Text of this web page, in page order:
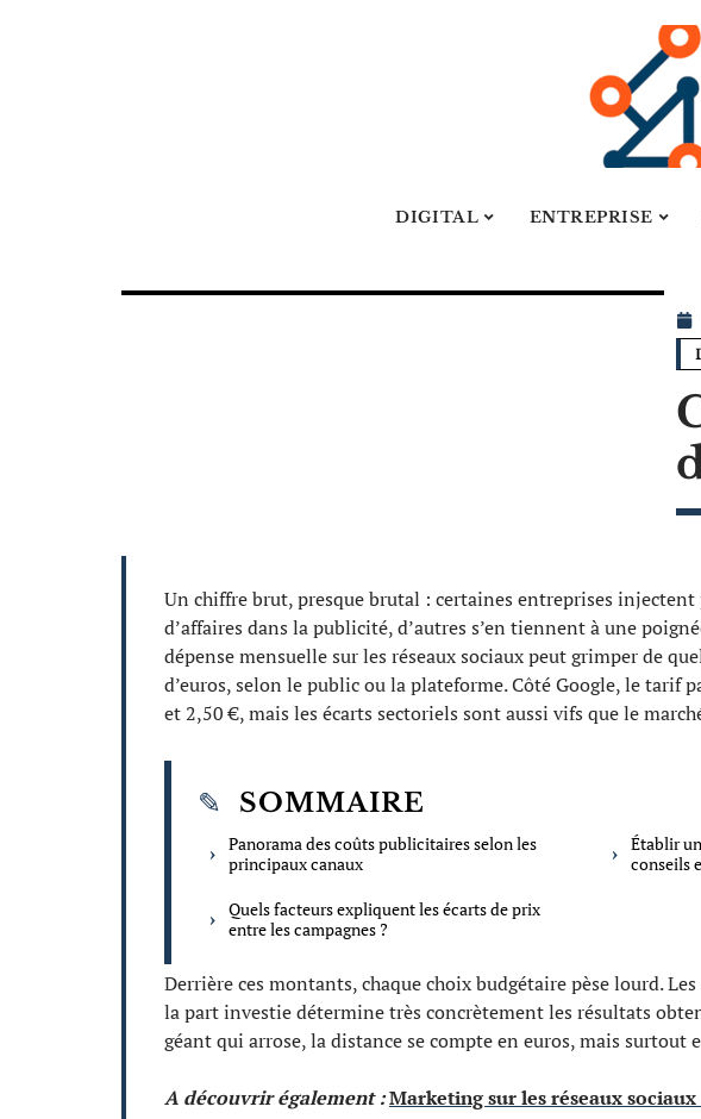
DIGITAL ENTREPRISE
Un chiffre brut, presque brutal : certaines entreprises injectent
d’affaires dans la publicité, d’autres s’en tiennent à une
dépense mensuelle sur les réseaux sociaux peut grimper de
d’euros, selon le public ou la plateforme. Côté Google, le tarif
et 2,50 €, mais les écarts sectoriels sont aussi vifs que le
SOMMAIRE
Panorama des coûts publicitaires selon les
principaux canaux
Quels facteurs expliquent les écarts de prix
entre les campagnes ?
Établir
conseils
Derrière ces montants, chaque choix budgétaire pèse lourd.
la part investie détermine très concrètement les résultats
géant qui arrose, la distance se compte en euros, mais surtout
A découvrir également :Marketing sur les réseaux